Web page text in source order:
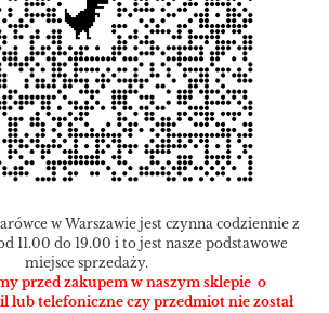
w Warszawie jest czynna codziennie z
11.00 do 19.00 i to jest nasze podstawowe
miejsce sprzedaży.
przed zakupem w naszym sklepie o
lub telefoniczne czy przedmiot nie został